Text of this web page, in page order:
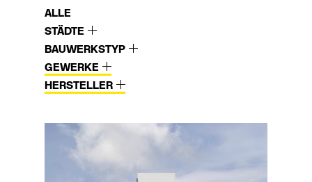
ALLE
STÄDTE
BAUWERKSTYP
GEWERKE
HERSTELLER